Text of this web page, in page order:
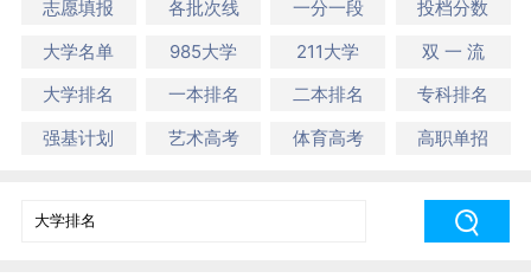
志愿填报
各批次线 一分一段
投档分数
大学名单
985大学 211大学
双 一 流
大学排名
一本排名 二本排名
专科排名
强基计划
艺术高考 体育高考 高职单招